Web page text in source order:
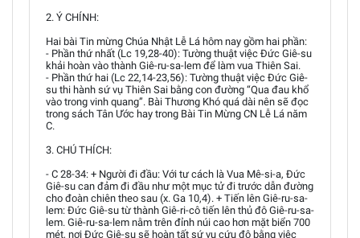
2. Ý CHÍNH:
Hai bài Tin mừng Chúa Nhật Lễ Lá hôm nay gồm hai phần:
- Phần thứ nhất (Lc 19,28-40): Tường thuật việc Đức Giê-su
khải hoàn vào thành Giê-ru-sa-lem để làm vua Thiên Sai.
- Phần thứ hai (Lc 22,14-23,56): Tường thuật việc Đức Giê-
su thi hành sứ vụ Thiên Sai bằng con đường “Qua đau khổ
vào trong vinh quang”. Bài Thương Khó quá dài nên sẽ đọc
trong sách Tân Ước hay trong Bài Tin Mừng CN Lễ Lá năm
C.
3. CHÚ THÍCH:
- C 28-34: + Người đi đầu: Với tư cách là Vua Mê-si-a, Đức
Giê-su can đảm đi đầu như một mục tử đi trước dẫn đường
cho đoàn chiên theo sau (x. Ga 10,4). + Tiến lên Giê-ru-sa-
lem: Đức Giê-su từ thành Giê-ri-cô tiến lên thủ đô Giê-ru-sa-
lem. Giê-ru-sa-lem nằm trên đỉnh núi cao hơn mặt biển 700
mét, nơi Đức Giê-su sẽ hoàn tất sứ vụ cứu độ bằng việc